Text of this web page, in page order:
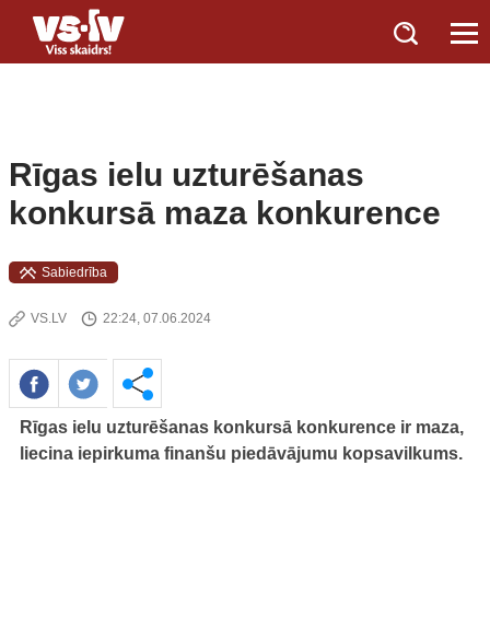
Rīgas ielu uzturēšanas
konkursā maza konkurence
Sabiedrība
VS.LV 22:24, 07.06.2024
Rīgas ielu uzturēšanas konkursā konkurence ir maza,
liecina iepirkuma finanšu piedāvājumu kopsavilkums.